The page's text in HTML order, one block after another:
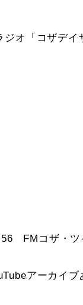
ジオ「コザデイ
FMコザ・ツ
アーカイブ